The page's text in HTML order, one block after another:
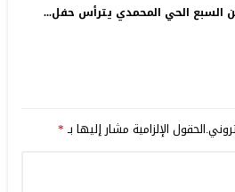
السبع الحي المحمدي يترأس حفل...
الحقول الإلزامية مشار إليها بـ*